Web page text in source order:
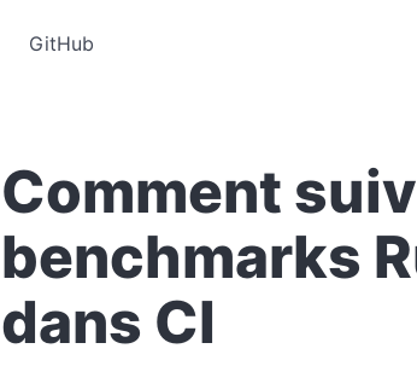
GitHub
Comment
benchmarks
dans CI